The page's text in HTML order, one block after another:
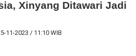
Xinyang Ditawari Jadi
11-2023 / 11:10 WIB